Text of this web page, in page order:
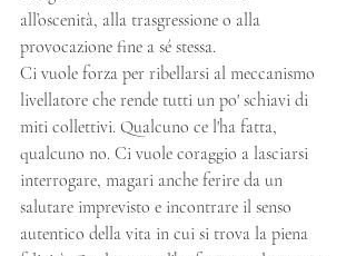
all’oscenità, alla trasgressione o alla
provocazione fine a sé stessa.
Ci vuole forza per ribellarsi al meccanismo
livellatore che rende tutti un po' schiavi di
miti collettivi. Qualcuno ce l'ha fatta,
qualcuno no. Ci vuole coraggio a lasciarsi
interrogare, magari anche ferire da un
salutare imprevisto e incontrare il senso
autentico della vita in cui si trova la piena